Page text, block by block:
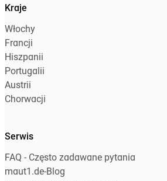
Kraje
Włochy
Francji
Hiszpanii
Portugalii
Austrii
Chorwacji
Serwis
FAQ - Często zadawane pytania
maut1.de-Blog